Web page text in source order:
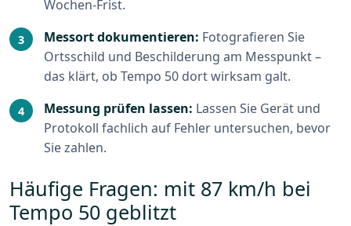
Wochen-Frist.
Messort dokumentieren: Fotografieren Sie
Ortsschild und Beschilderung am Messpunkt –
das klärt, ob Tempo 50 dort wirksam galt.
Messung prüfen lassen: Lassen Sie Gerät und
Protokoll fachlich auf Fehler untersuchen, bevor
Sie zahlen.
Häufige Fragen: mit 87 km/h bei
Tempo 50 geblitzt